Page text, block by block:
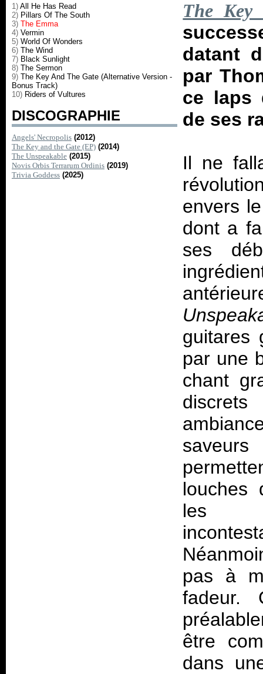
1) All He Has Read
2) Pillars Of The South
3) The Emma
4) Vermin
5) World Of Wonders
6) The Wind
7) Black Sunlight
8) The Sermon
9) The Key And The Gate (Alternative Version -
Bonus Track)
10) Riders of Vultures
DISCOGRAPHIE
Angels' Necropolis (2012)
The Key and the Gate (EP) (2014)
The Unspeakable (2015)
Novis Orbis Terrarum Ordinis (2019)
Trivia Goddess (2025)
The Key
datant
par
ce laps
de ses
Il ne
envers
dont a
ses
guitares
par une
chant
louches
les
pas à
fadeur.
être
dans